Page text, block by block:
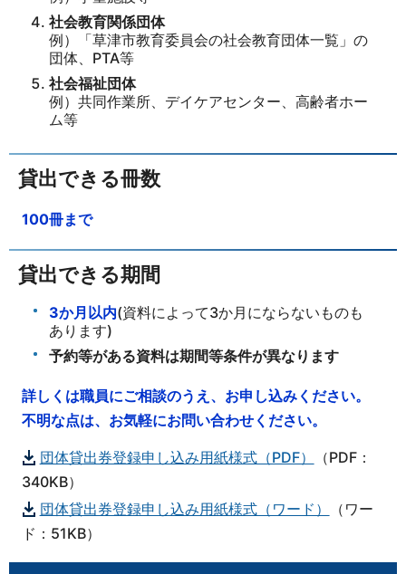
社会教育関係団体
例）「草津市教育委員会の社会教育団体一覧」の
団体、PTA等
社会福祉団体
例）共同作業所、デイケアセンター、高齢者ホー
ム等
貸出できる冊数
100冊まで
貸出できる期間
3か月以内(資料によって3か月にならないものも
あります)
予約等がある資料は期間等条件が異なります
詳しくは職員にご相談のうえ、お申し込みください。
不明な点は、お気軽にお問い合わせください。
団体貸出券登録申し込み用紙様式（PDF）
（PDF：
340KB）
団体貸出券登録申し込み用紙様式（ワード）
（ワー
ド：51KB）